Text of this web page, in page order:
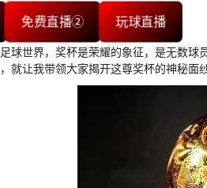
免费直播② 玩球直播
球世界，奖杯是荣耀的象征，是无数
就让我带领大家揭开这尊奖杯的神秘面